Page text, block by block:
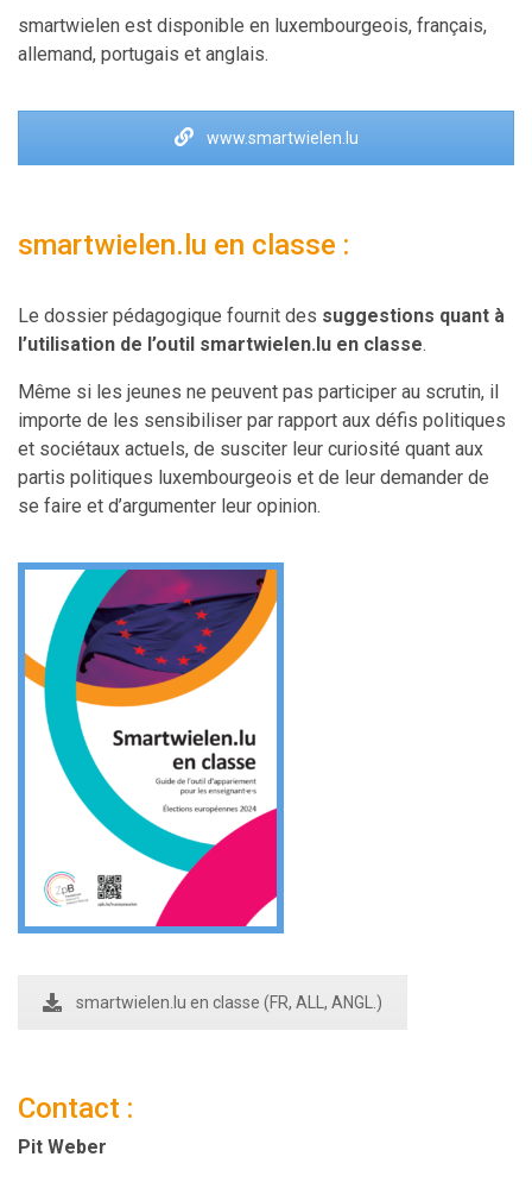
smartwielen est disponible en luxembourgeois, français,
allemand, portugais et anglais.
www.smartwielen.lu
smartwielen.lu en classe :
Le dossier pédagogique fournit des suggestions quant à
l’utilisation de l’outil smartwielen.lu en classe.
Même si les jeunes ne peuvent pas participer au scrutin, il
importe de les sensibiliser par rapport aux défis politiques
et sociétaux actuels, de susciter leur curiosité quant aux
partis politiques luxembourgeois et de leur demander de
se faire et d’argumenter leur opinion.
smartwielen.lu en classe (FR, ALL, ANGL.)
Contact :
Pit Weber